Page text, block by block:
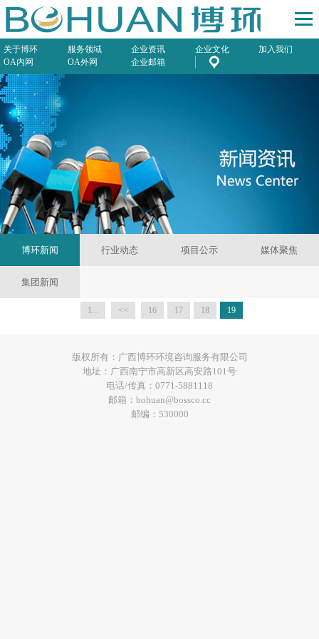
关于博环 服务领域 企业资讯 企业文化
加入我们
OA内网
OA外网 企业邮箱
博环新闻 行业动态 项目公示 媒体聚焦
集团新闻
1... << 16 17 18 19
版权所有：广西博环环境咨询服务有限公司
地址：广西南宁市高新区高安路101号
电话/传真：0771-5881118
邮箱：bohuan@bossco.cc
邮编：530000